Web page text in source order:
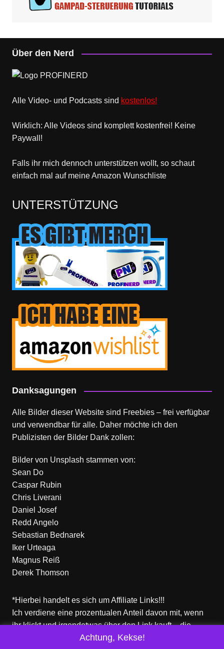
Über den Nerd
Alle Video- und Podcasts sind kostenlos!
Wirklich: Alle Videos sind komplett kostenfrei! Keine
Paywall!
Falls ihr mich dennoch unterstützen wollt, so schaut
einfach mal auf meine Amazon Wunschliste
UNTERSTÜTZUNG
Danksagungen
Alle Bilder dieser Website sind Freebies – frei verfügbar
und verwendbar für alle. Daher möchte ich den
Publizisten der Bilder Dank zollen:
Bilder von Unsplash stammen von:
Sean Do
Caspar Rubin
Chris Liverani
Daniel Josef
Redd Angelo
Sebastian Bednarek
Iker Urteaga
Magnus Reiß
Derek Thomson
*Hierbei handelt es sich um Affiliate Links!!!
Ich verdiene eine prozentualen Anteil davon mit, wenn
ihr klickt und irgendetwas über den Link kauft – die
Produkte dort sind aber nicht von mir!
Achtung, Kekse!